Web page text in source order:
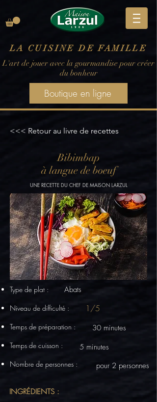
LA CUISINE DE FAMILLE
L'art de jouer avec la gourmandise pour créer
du bonheur
Boutique en ligne
<<< Retour au livre de recettes
Bibimbap
à langue de boeuf
UNE RECETTE DU CHEF DE MAISON LARZUL
Type de plat :
Niveau de difficulté :
Temps de préparation :
Temps de cuisson :
Nombre de personnes :
Abats
1/5
30 minutes
5 minutes
pour 2 personnes
INGRÉDIENTS :